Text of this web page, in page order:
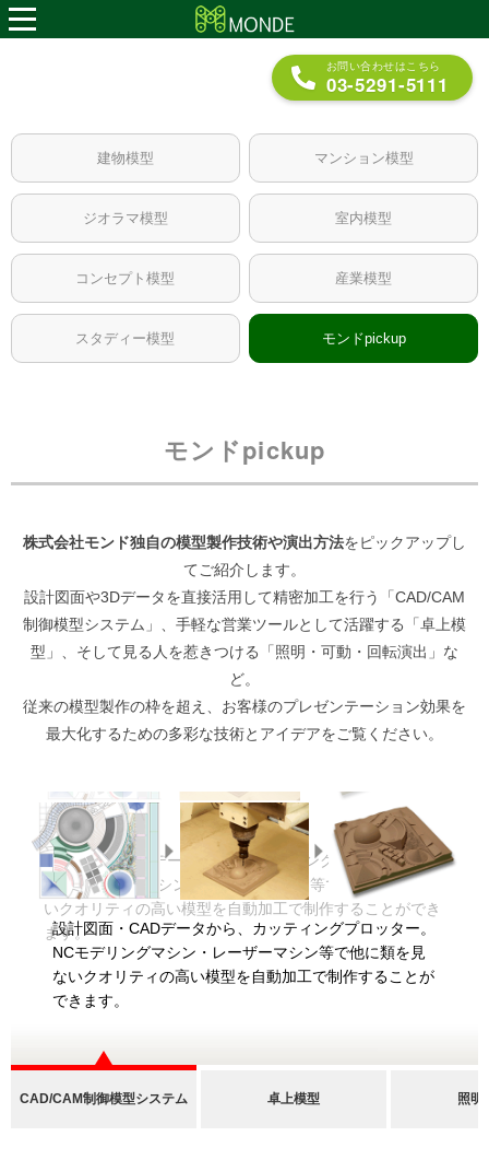
お問い合わせはこちら
03-5291-5111
建物模型 マンション模型
ジオラマ模型 室内模型
コンセプト模型 産業模型
スタディー模型 モンドpickup
モンドpickup
株式会社モンド独自の模型製作技術や演出方法をピックアップし
てご紹介します。
設計図面や3Dデータを直接活用して精密加工を行う「CAD/CAM
制御模型システム」、手軽な営業ツールとして活躍する「卓上模
型」、そして見る人を惹きつける「照明・可動・回転演出」な
ど。
従来の模型製作の枠を超え、お客様のプレゼンテーション効果を
最大化するための多彩な技術とアイデアをご覧ください。
設計図面・CADデータから、カッティングプロッター。
NCモデリングマシン・レーザーマシン等で他に類を見な
いクオリティの高い模型を自動加工で制作することができ
ます。
設計図面・CADデータから、カッティングプロッター。
NCモデリングマシン・レーザーマシン等で他に類を見
ないクオリティの高い模型を自動加工で制作することが
できます。
CAD/CAM制御模型システム 卓上模型 照明